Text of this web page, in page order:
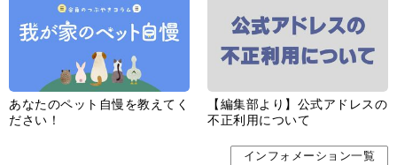
あなたのペット自慢を教えてく
ださい！
【編集部より】公式アドレスの
不正利用について
インフォメーション一覧